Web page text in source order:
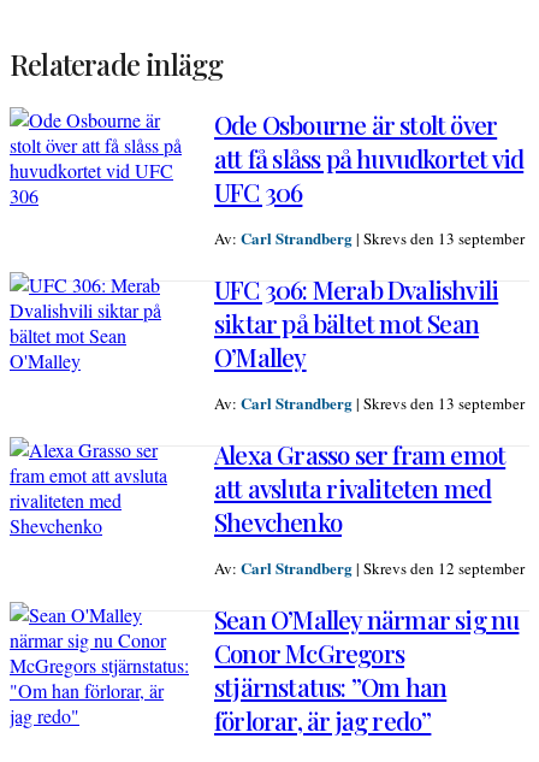
Relaterade inlägg
Ode Osbourne är stolt över
att få slåss på huvudkortet vid
UFC 306
Av: Carl Strandberg| Skrevs den 13 september
UFC 306: Merab Dvalishvili
siktar på bältet mot Sean
O’Malley
Av: Carl Strandberg| Skrevs den 13 september
Alexa Grasso ser fram emot
att avsluta rivaliteten med
Shevchenko
Av: Carl Strandberg| Skrevs den 12 september
Sean O’Malley närmar sig nu
Conor McGregors
stjärnstatus: ”Om han
förlorar, är jag redo”